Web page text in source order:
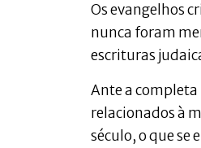
Os evangelhos
nunca foram
escrituras
Ante a completa
relacionados à
século, o que se